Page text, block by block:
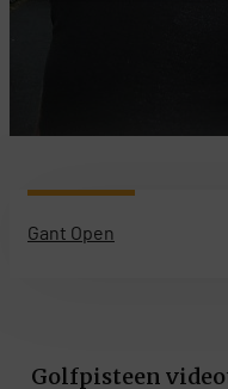
Gant Open